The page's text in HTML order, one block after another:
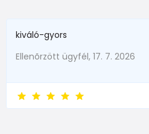
kiváló-gyors
Ellenõrzött ügyfél, 17. 7. 2026